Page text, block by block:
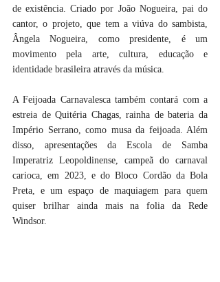
de existência. Criado por João Nogueira, pai do
cantor, o projeto, que tem a viúva do sambista,
Ângela Nogueira, como presidente, é um
movimento pela arte, cultura, educação e
identidade brasileira através da música.
A Feijoada Carnavalesca também contará com a
estreia de Quitéria Chagas, rainha de bateria da
Império Serrano, como musa da feijoada. Além
disso, apresentações da Escola de Samba
Imperatriz Leopoldinense, campeã do carnaval
carioca, em 2023, e do Bloco Cordão da Bola
Preta, e um espaço de maquiagem para quem
quiser brilhar ainda mais na folia da Rede
Windsor.